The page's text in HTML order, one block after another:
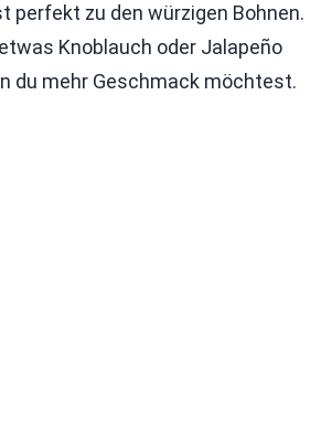
perfekt zu den würzigen Bohnen.
Knoblauch oder Jalapeño
du mehr Geschmack möchtest.